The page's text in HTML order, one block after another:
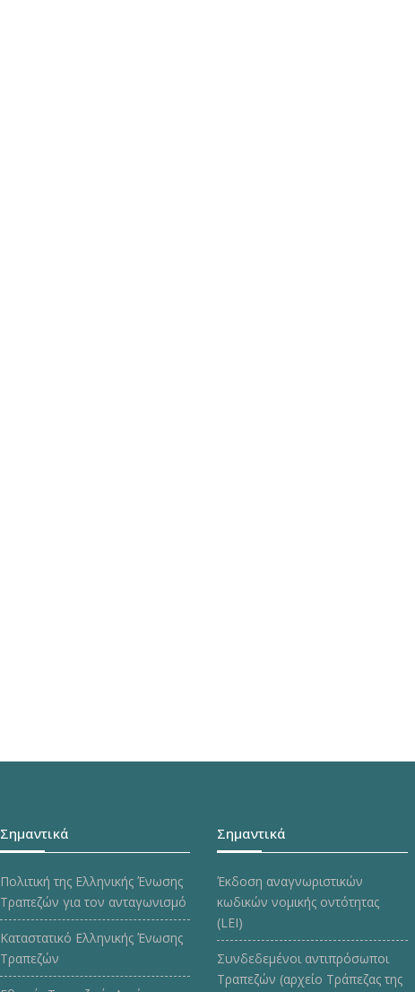
Σημαντικά
Πολιτική της Ελληνικής Ένωσης
Τραπεζών για τον ανταγωνισμό
Καταστατικό Ελληνικής Ένωσης
Τραπεζών
Σημαντικά
Έκδοση αναγνωριστικών
κωδικών νομικής οντότητας
(LEI)
Συνδεδεμένοι αντιπρόσωποι
Τραπεζών (αρχείο Τράπεζας της